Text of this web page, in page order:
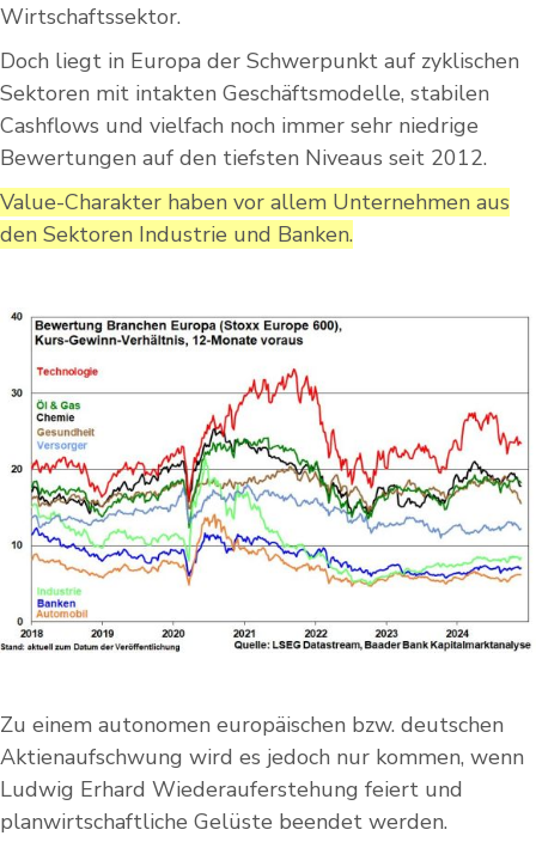
Wirtschaftssektor.
Doch liegt in Europa der Schwerpunkt auf zyklischen
Sektoren mit intakten Geschäftsmodelle, stabilen
Cashflows und vielfach noch immer sehr niedrige
Bewertungen auf den tiefsten Niveaus seit 2012.
Value-Charakter haben vor allem Unternehmen aus
den Sektoren Industrie und Banken.
Zu einem autonomen europäischen bzw. deutschen
Aktienaufschwung wird es jedoch nur kommen, wenn
Ludwig Erhard Wiederauferstehung feiert und
planwirtschaftliche Gelüste beendet werden.